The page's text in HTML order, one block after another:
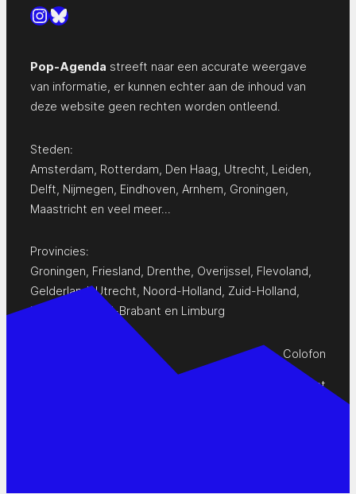
Instagram
Bluesky
Pop-Agenda streeft naar een accurate weergave
van informatie, er kunnen echter aan de inhoud van
deze website geen rechten worden ontleend.
Steden:
Amsterdam Rotterdam Den Haag Utrecht Leiden
Delft Nijmegen Eindhoven Arnhem Groningen
Maastricht en veel meer…
Provincies:
Groningen Friesland Drenthe Overijssel Flevoland
Gelderland,Utrecht Noord-Holland Zuid-Holland
Zeeland
Noord-Brabant en Limburg
Colofon
Privacy Statement